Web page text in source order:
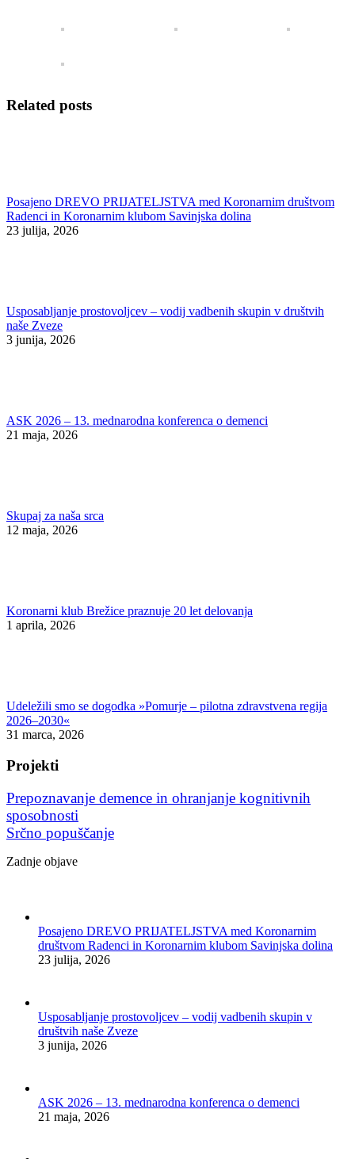
Related posts
Posajeno DREVO PRIJATELJSTVA med Koronarnim društvom
Radenci in Koronarnim klubom Savinjska dolina
23 julija, 2026
Usposabljanje prostovoljcev – vodij vadbenih skupin v društvih
naše Zveze
3 junija, 2026
ASK 2026 – 13. mednarodna konferenca o demenci
21 maja, 2026
Skupaj za naša srca
12 maja, 2026
Koronarni klub Brežice praznuje 20 let delovanja
1 aprila, 2026
Udeležili smo se dogodka »Pomurje – pilotna zdravstvena regija
2026–2030«
31 marca, 2026
Projekti
Prepoznavanje demence in ohranjanje kognitivnih
sposobnosti
Srčno popuščanje
Zadnje objave
Posajeno DREVO PRIJATELJSTVA med Koronarnim
društvom Radenci in Koronarnim klubom Savinjska dolina
23 julija, 2026
Usposabljanje prostovoljcev – vodij vadbenih skupin v
društvih naše Zveze
3 junija, 2026
ASK 2026 – 13. mednarodna konferenca o demenci
21 maja, 2026